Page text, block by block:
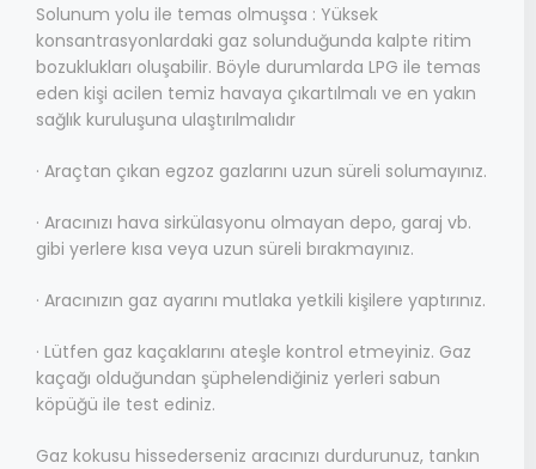
Solunum yolu ile temas olmuşsa : Yüksek
konsantrasyonlardaki gaz solunduğunda kalpte ritim
bozuklukları oluşabilir. Böyle durumlarda LPG ile temas
eden kişi acilen temiz havaya çıkartılmalı ve en yakın
sağlık kuruluşuna ulaştırılmalıdır
· Araçtan çıkan egzoz gazlarını uzun süreli solumayınız.
· Aracınızı hava sirkülasyonu olmayan depo, garaj vb.
gibi yerlere kısa veya uzun süreli bırakmayınız.
· Aracınızın gaz ayarını mutlaka yetkili kişilere yaptırınız.
· Lütfen gaz kaçaklarını ateşle kontrol etmeyiniz. Gaz
kaçağı olduğundan şüphelendiğiniz yerleri sabun
köpüğü ile test ediniz.
Gaz kokusu hissederseniz aracınızı durdurunuz, tankın